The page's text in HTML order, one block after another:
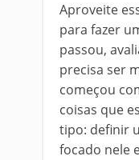
Aproveite
para fazer
passou,
precisa ser
começou
coisas que
tipo: definir
focado nele